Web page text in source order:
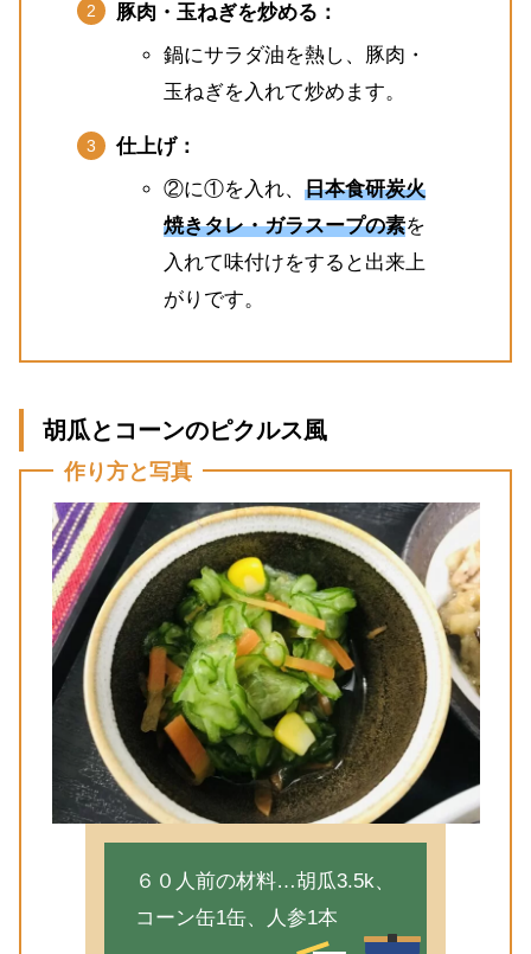
豚肉・玉ねぎを炒める：
鍋にサラダ油を熱し、豚肉・
玉ねぎを入れて炒めます。
仕上げ：
②に①を入れ、 日本食研炭火
焼きタレ・ガラスープの素を
入れて味付けをすると出来上
がりです。
胡瓜とコーンのピクルス風
作り方と写真
６０人前の材料…胡瓜3.5k、
コーン缶1缶、人参1本